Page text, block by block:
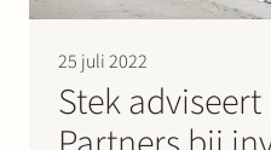
25 juli 2022
Stek